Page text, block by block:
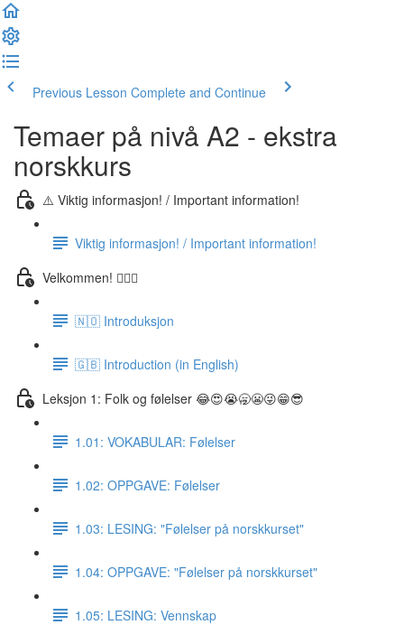
Previous Lesson Complete and Continue
Temaer på nivå A2 - ekstra
norskkurs
⚠️ Viktig informasjon! / Important information!
Viktig informasjon! / Important information!
Velkommen! 🙋🏼‍♂️
🇳🇴 Introduksjon
🇬🇧 Introduction (in English)
Leksjon 1: Folk og følelser 😂😍😭🥱😬😜😁😎
1.01: VOKABULAR: Følelser
1.02: OPPGAVE: Følelser
1.03: LESING: "Følelser på norskkurset"
1.04: OPPGAVE: "Følelser på norskkurset"
1.05: LESING: Vennskap